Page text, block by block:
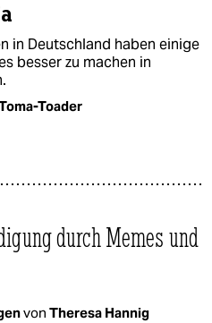
in Deutschland haben einige
besser zu machen in
Toader
durch Memes und
von Theresa Hannig